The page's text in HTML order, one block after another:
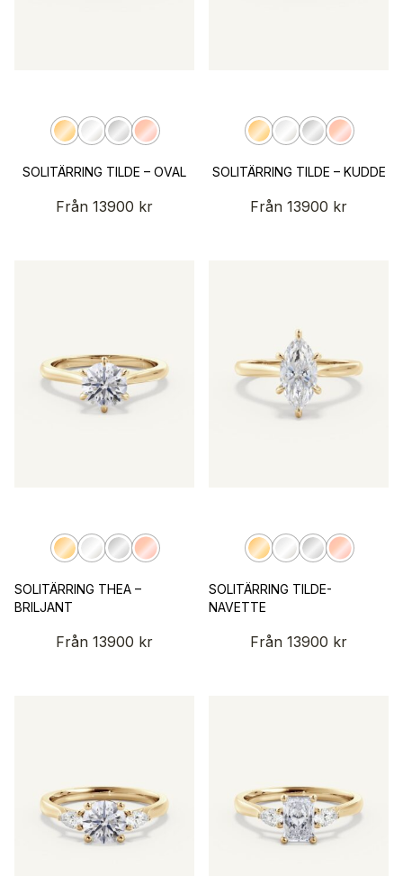
SOLITÄRRING TILDE – OVAL
Från 13900 kr
SOLITÄRRING TILDE – KUDDE
Från 13900 kr
SOLITÄRRING THEA –
BRILJANT
Från 13900 kr
SOLITÄRRING TILDE-
NAVETTE
Från 13900 kr